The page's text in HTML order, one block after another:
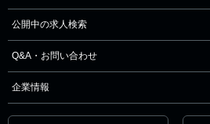
公開中の求人検索
Q&A・お問い合わせ
企業情報